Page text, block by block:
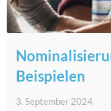
Beispielen
3. September 2024